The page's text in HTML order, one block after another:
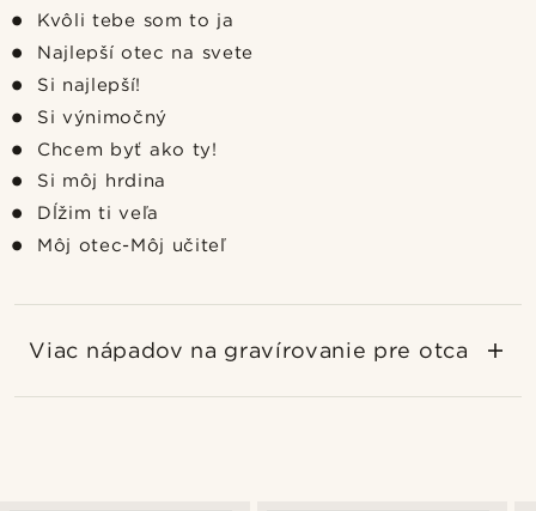
Kvôli tebe som to ja
Najlepší otec na svete
Si najlepší!
Si výnimočný
Chcem byť ako ty!
Si môj hrdina
Dĺžim ti veľa
Môj otec-Môj učiteľ
Viac nápadov na gravírovanie pre otca